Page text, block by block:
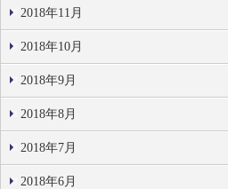
2018年11月
2018年10月
2018年9月
2018年8月
2018年7月
2018年6月